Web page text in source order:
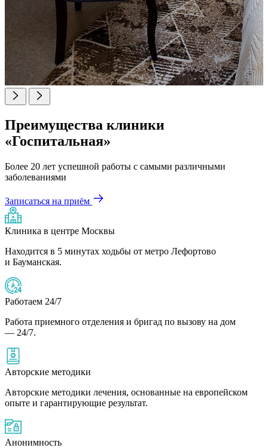
Преимущества клиники
«Госпитальная»
Более 20 лет успешной работы с самыми различными
заболеваниями
Записаться на приём
Клиника в центре Москвы
Находится в 5 минутах ходьбы от метро Лефортово
и Бауманская.
Работаем 24/7
Работа приемного отделения и бригад по вызову на дом
— 24/7.
Авторские методики
Авторские методики лечения, основанные на европейском
опыте и гарантирующие результат.
Анонимность